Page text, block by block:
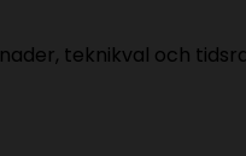
teknikval och